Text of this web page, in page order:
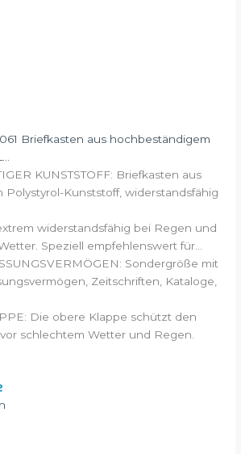
Briefkasten aus hochbeständigem
KUNSTSTOFF: Briefkasten aus
Polystyrol-Kunststoff, widerstandsfähig
widerstandsfähig bei Regen und
Speziell empfehlenswert für...
Sondergröße mit
Zeitschriften, Kataloge,
Die obere Klappe schützt den
schlechtem Wetter und Regen.